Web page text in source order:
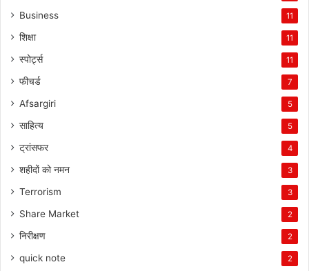
Business 11
शिक्षा 11
स्पोर्ट्स 11
फीचर्ड 7
Afsargiri 5
साहित्य 5
ट्रांसफर 4
शहीदों को नमन 3
Terrorism 3
Share Market 2
निरीक्षण 2
quick note 2